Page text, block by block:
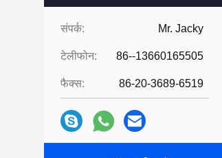
संपर्क: Mr. Jacky
टेलीफोन: 86--13660165505
फैक्स: 86-20-3689-6519